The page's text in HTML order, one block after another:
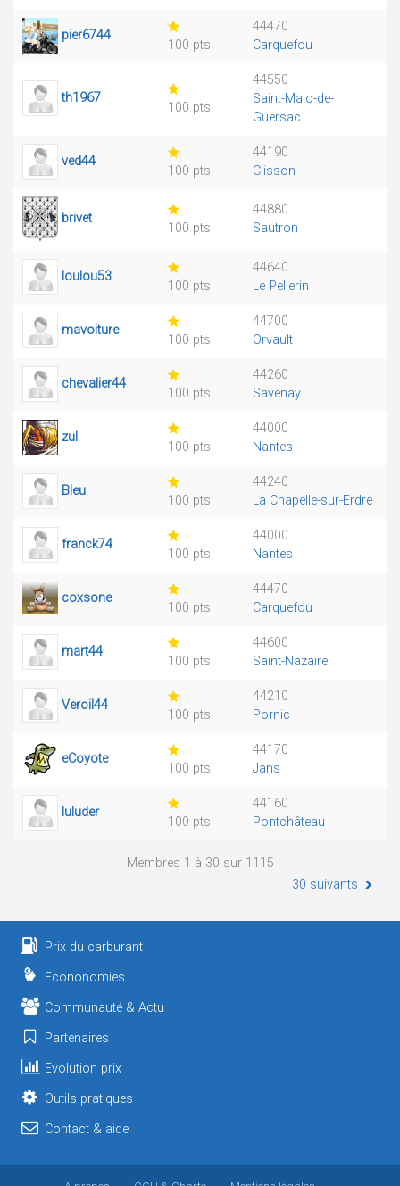
pier6744
100 pts
44470
Carquefou
th1967
100 pts
44550
Saint-Malo-de-
Guersac
ved44
100 pts
44190
Clisson
brivet
100 pts
44880
Sautron
loulou53
100 pts
44640
Le Pellerin
mavoiture
100 pts
44700
Orvault
chevalier44
100 pts
44260
Savenay
zul
100 pts
44000
Nantes
Bleu
100 pts
44240
La Chapelle-sur-Erdre
franck74
100 pts
44000
Nantes
coxsone
100 pts
44470
Carquefou
mart44
100 pts
44600
Saint-Nazaire
Veroil44
100 pts
44210
Pornic
eCoyote
100 pts
44170
Jans
luluder
100 pts
44160
Pontchâteau
Membres 1 à 30 sur 1115
30 suivants
Prix du carburant
Econonomies
Communauté & Actu
Partenaires
Evolution prix
Outils pratiques
Contact & aide